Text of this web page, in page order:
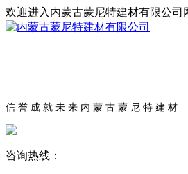
欢迎进入内蒙古蒙尼特建材有限公司
信 誉 成 就 未 来 内 蒙 古 蒙 尼 特 建 材
咨询热线：